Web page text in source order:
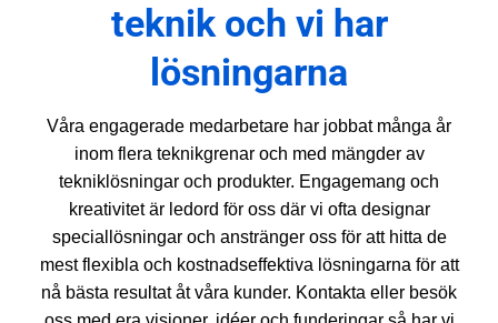
teknik och vi har
lösningarna
Våra engagerade medarbetare har jobbat många år
inom flera teknikgrenar och med mängder av
tekniklösningar och produkter. Engagemang och
kreativitet är ledord för oss där vi ofta designar
speciallösningar och anstränger oss för att hitta de
mest flexibla och kostnadseffektiva lösningarna för att
nå bästa resultat åt våra kunder. Kontakta eller besök